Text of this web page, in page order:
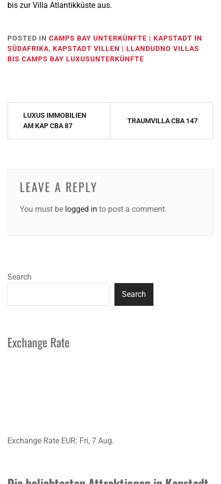
bis zur Villa Atlantikküste aus.
POSTED IN CAMPS BAY UNTERKÜNFTE | KAPSTADT IN
SÜDAFRIKA, KAPSTADT VILLEN | LLANDUDNO VILLAS
BIS CAMPS BAY LUXUSUNTERKÜNFTE
Post
navigation
LUXUS IMMOBILIEN
AM KAP CBA 87
TRAUMVILLA CBA 147
LEAVE A REPLY
You must be logged in to post a comment.
Search
Search
Exchange Rate
Exchange Rate EUR: Fri, 7 Aug.